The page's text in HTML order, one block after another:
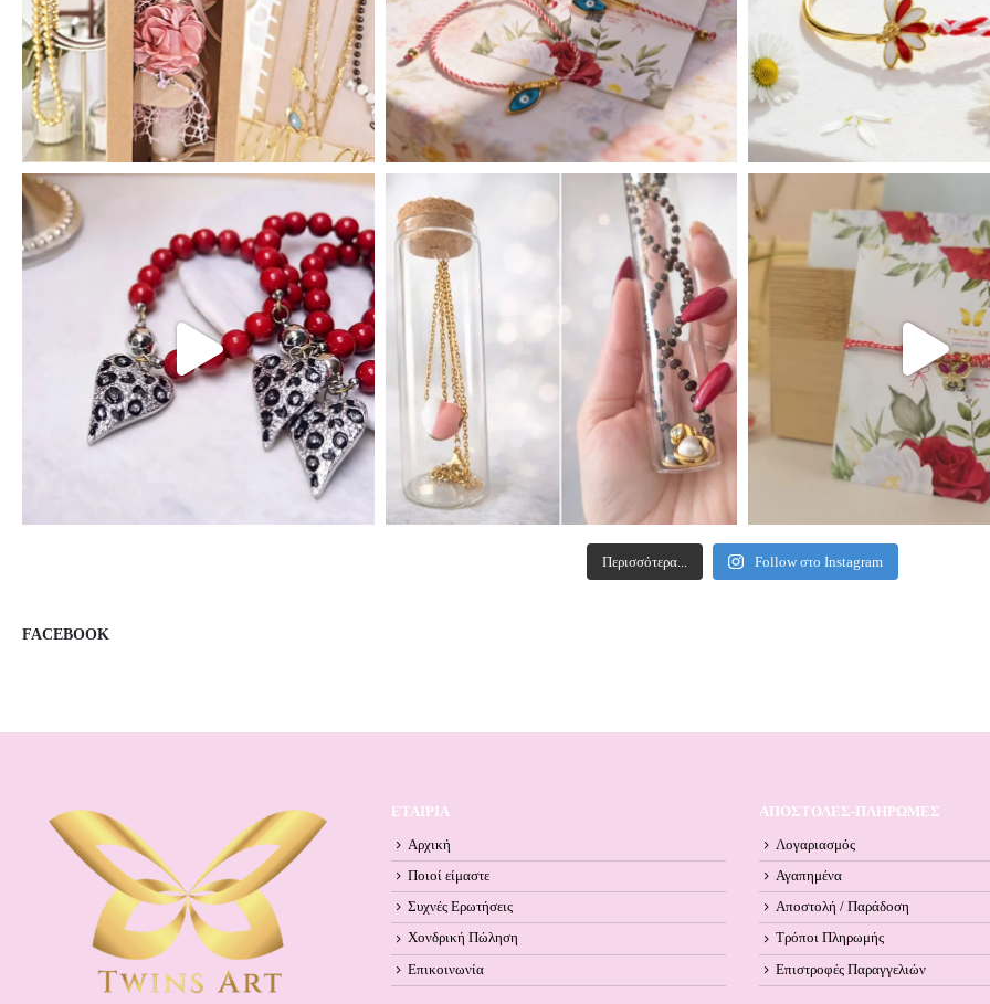
Περισσότερα... Follow στο Instagram
FACEBOOK
ΕΤΑΙΡΙΑ
Αρχική
Ποιοί είμαστε
Συχνές Ερωτήσεις
Χονδρική Πώληση
Επικοινωνία
ΑΠΟΣΤΟΛΕΣ-ΠΛΗΡΩΜΕΣ
Λογαριασμός
Αγαπημένα
Αποστολή / Παράδοση
Τρόποι Πληρωμής
Επιστροφές Παραγγελιών